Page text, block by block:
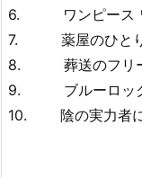
6. ワンピース
7. 薬屋のひとり
8. 葬送のフリ
9. ブルーロッ
10. 陰の実力者に